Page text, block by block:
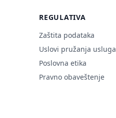
REGULATIVA
Zaštita podataka
Uslovi pružanja usluga
Poslovna etika
Pravno obaveštenje